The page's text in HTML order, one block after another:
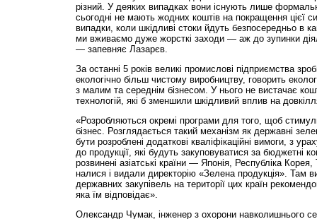
різний. У деяких випадках вони існують лише
сьогодні не мають жодних коштів на покращення цієї
випадки, коли шкідливі стоки йдуть безпосередньо в
ми вживаємо дуже жорсткі заходи — аж до зупинки
— запевняє Лазарєв.
За останні 5 років великі промислові підприємства
екологічно більш чистому виробництву, говорить
з малим та середнім бізнесом. У нього не вистачає
технологій, які б зменшили шкідливий вплив на
«Розробляються окремі програми для того, щоб
бізнес. Розглядається такий механізм як державні
бути розроблені додаткові кваліфікаційні вимоги, з
до продукції, які будуть закуповуватися за бюджетні
розвинені азіатські країни — Японія, Республіка
налися і видали директорію «Зелена продукція». Там
державних закупівель на території цих країн
яка їм відповідає».
Олександр Чумак, інженер з охорони навколишнього